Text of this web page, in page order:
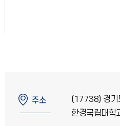
주소
(17738) 경기
한경국립대학